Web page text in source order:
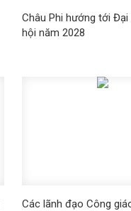
Châu Phi hướng tới Đại
hội năm 2028
​​​​​​​Các lãnh đạo Công